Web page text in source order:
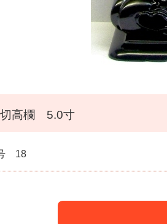
高欄 5.0寸
18